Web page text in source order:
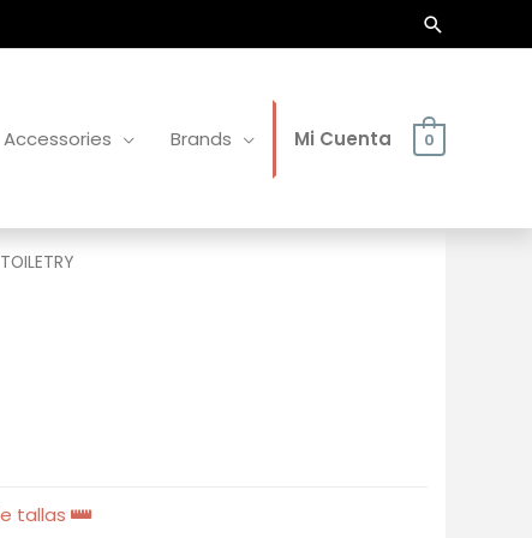
Buscar
Accessories Brands Mi Cuenta 0
tallas